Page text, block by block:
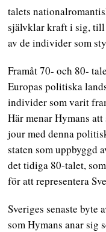
talets
självklar kraft i sig, till
av de individer som
Framåt 70- och 80-
Europas politiska
individer som varit
Här menar Hymans
jour med denna
staten som uppbyggd
det tidiga 80-talet,
för att representera
Sveriges senaste byte
som Hymans anar